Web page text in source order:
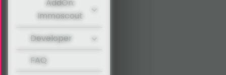
AddOn:
Immoscout
Developer
FAQ